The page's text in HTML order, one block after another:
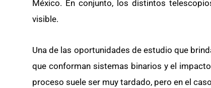
México. En conjunto, los distintos
visible.
Una de las oportunidades de estudio que
que conforman sistemas binarios y el
proceso suele ser muy tardado, pero en el